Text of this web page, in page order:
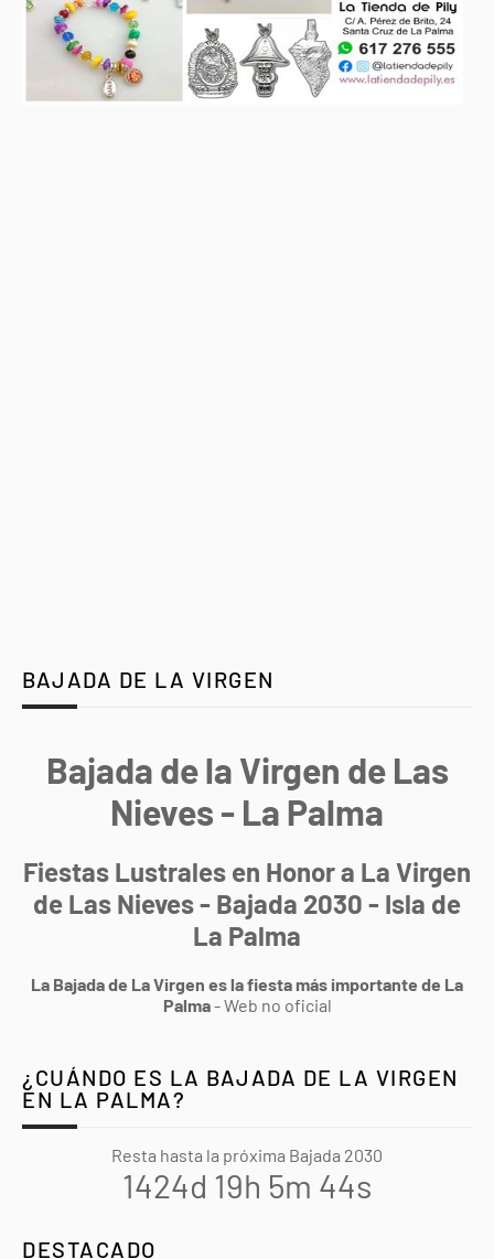
BAJADA DE LA VIRGEN
Bajada de la Virgen de Las
Nieves - La Palma
Fiestas Lustrales en Honor a La Virgen
de Las Nieves - Bajada 2030 - Isla de
La Palma
La Bajada de La Virgen es la fiesta más importante de La
Palma- Web no oficial
¿CUÁNDO ES LA BAJADA DE LA VIRGEN
EN LA PALMA?
Resta hasta la próxima Bajada 2030
1424d 19h 5m 43s
DESTACADO